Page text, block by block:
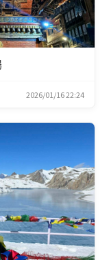
2026/01/16 22:24